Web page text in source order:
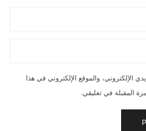
الإلكتروني، والموقع الإلكتروني في هذا
المقبلة في تعليقي.